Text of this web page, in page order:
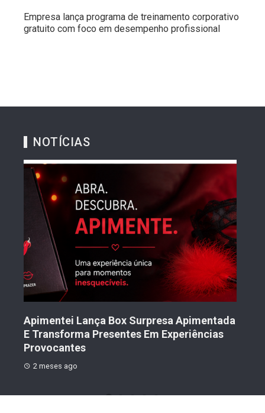
Empresa lança programa de treinamento corporativo
gratuito com foco em desempenho profissional
NOTÍCIAS
Apimentei Lança Box Surpresa Apimentada
E Transforma Presentes Em Experiências
Provocantes
2 meses ago